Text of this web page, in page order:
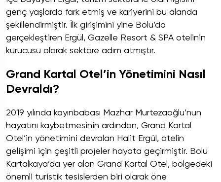
genç yaşlarda fark etmiş ve kariyerini bu alanda
şekillendirmiştir. İlk girişimini yine Bolu’da
gerçekleştiren Ergül, Gazelle Resort & SPA otelinin
kurucusu olarak sektöre adım atmıştır.
Grand Kartal Otel’in Yönetimini Nasıl
Devraldı?
2019 yılında kayınbabası Mazhar Murtezaoğlu’nun
hayatını kaybetmesinin ardından, Grand Kartal
Otel’in yönetimini devralan Halit Ergül, otelin
gelişimi için çeşitli projeler hayata geçirmiştir. Bolu
Kartalkaya’da yer alan Grand Kartal Otel, bölgedeki
önemli turistik tesislerden biri olarak öne